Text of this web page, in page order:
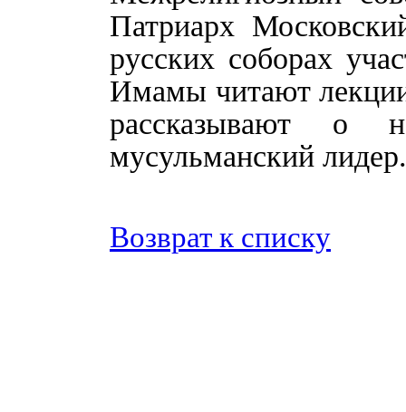
Патриарх
русских соборах
Имамы читают
рассказывают о
мусульманский лидер.
Возврат к списку